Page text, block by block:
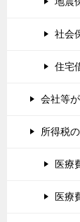
社会
住宅
会社等
所得税
医療
医療